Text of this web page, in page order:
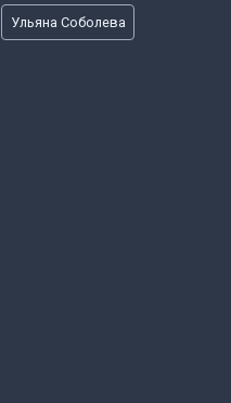
Метки
записи:
Ульяна Соболева